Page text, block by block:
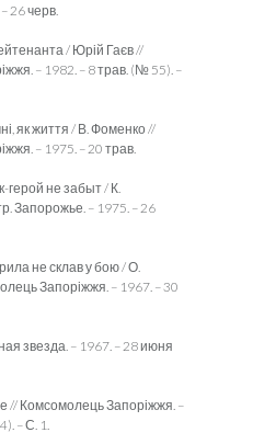
26 черв.
/ Юрій Гаєв //
– 1982. – 8 трав. (№ 55). –
як життя / В. Фоменко //
– 1975. – 20 трав.
герой не забыт / К.
Запорожье. – 1975. – 26
не склав у бою / О.
Запоріжжя. – 1967. – 30
звезда. – 1967. – 28 июня
// Комсомолець Запоріжжя. –
– С. 1.